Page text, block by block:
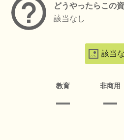
どうやったらこの
該当なし
該当
教育 非商用